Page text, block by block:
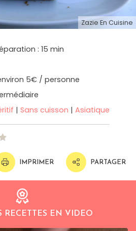
Zazie En Cuisine
: 15 min
5€ / personne
| Sans cuisson | Asiatique
IMPRIMER PARTAGER
RECETTES EN VIDEO